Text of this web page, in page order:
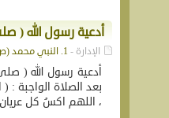
أدعية رسول الله (
الإدارة -1. النبي محمد (ص)
بعد الصلاة الواجبة
، اللهم اكسُ كل